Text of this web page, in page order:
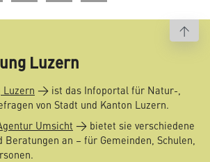
Luzern
ist das Infoportal für Natur-,
von Stadt und Kanton Luzern.
Umsicht
bietet sie verschiedene
an – für Gemeinden, Schulen,